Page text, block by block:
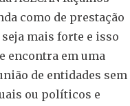
como de prestação
mais forte e isso
encontra em uma
de entidades sem
ou políticos e